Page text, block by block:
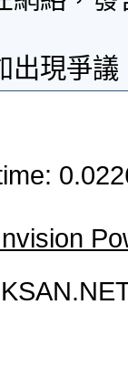
出現爭